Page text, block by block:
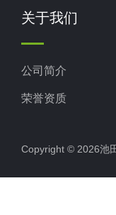
关于我们
公司简介
荣誉资质
Copyright © 2026池